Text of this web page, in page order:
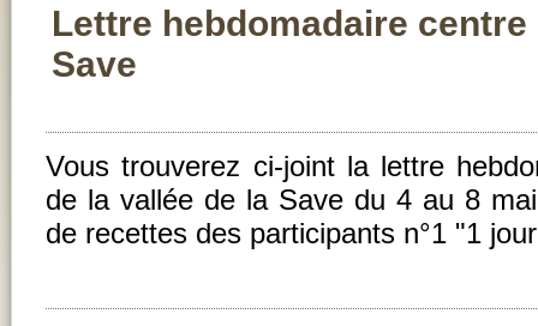
Lettre hebdomadaire
Save
Vous trouverez ci-joint la lettre
de la vallée de la Save du 4 au 8
de recettes des participants n°1 "1